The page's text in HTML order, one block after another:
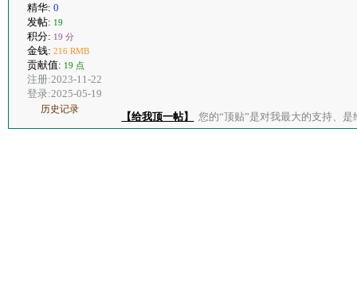
精华: 0
发帖: 19
积分: 19 分
金钱: 216 RMB
贡献值: 19 点
注册:2023-11-22
登录:2025-05-19
历史记录
【给我顶一帖】 您的“顶贴”是对我最大的支持、